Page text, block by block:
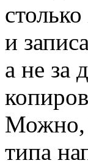
и
а не за
Можно,
типа